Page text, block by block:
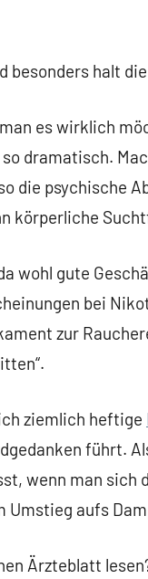
besonders halt
es wirklich
dramatisch.
die psychische
körperliche
wohl gute
bei
zur
ziemlich heftige
führt.
wenn man sich
Umstieg aufs
Ärzteblatt